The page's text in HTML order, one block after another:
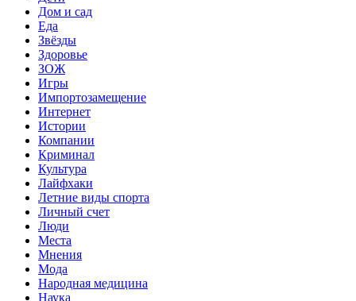
Дом и сад
Еда
Звёзды
Здоровье
ЗОЖ
Игры
Импортозамещение
Интернет
Истории
Компании
Криминал
Культура
Лайфхаки
Летние виды спорта
Личный счет
Люди
Места
Мнения
Мода
Народная медицина
Наука